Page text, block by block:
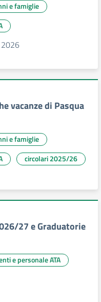
e famiglie
2026
vacanze di Pasqua
e famiglie
circolari 2025/26
27 e Graduatorie
e personale ATA